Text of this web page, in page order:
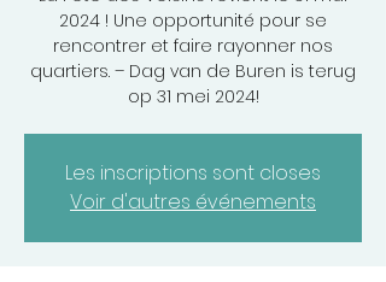
2024 ! Une opportunité pour se
rencontrer et faire rayonner nos
quartiers. – Dag van de Buren is terug
op 31 mei 2024!
Les inscriptions sont closes
Voir d'autres événements